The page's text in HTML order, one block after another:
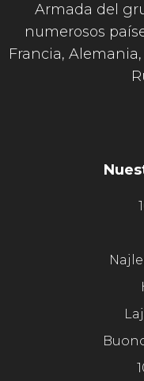
Armada del
numerosos
Francia,